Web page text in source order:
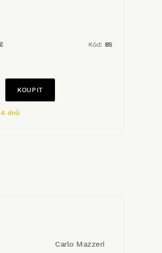
Kód: 85
dnů
Carlo Mazzeri